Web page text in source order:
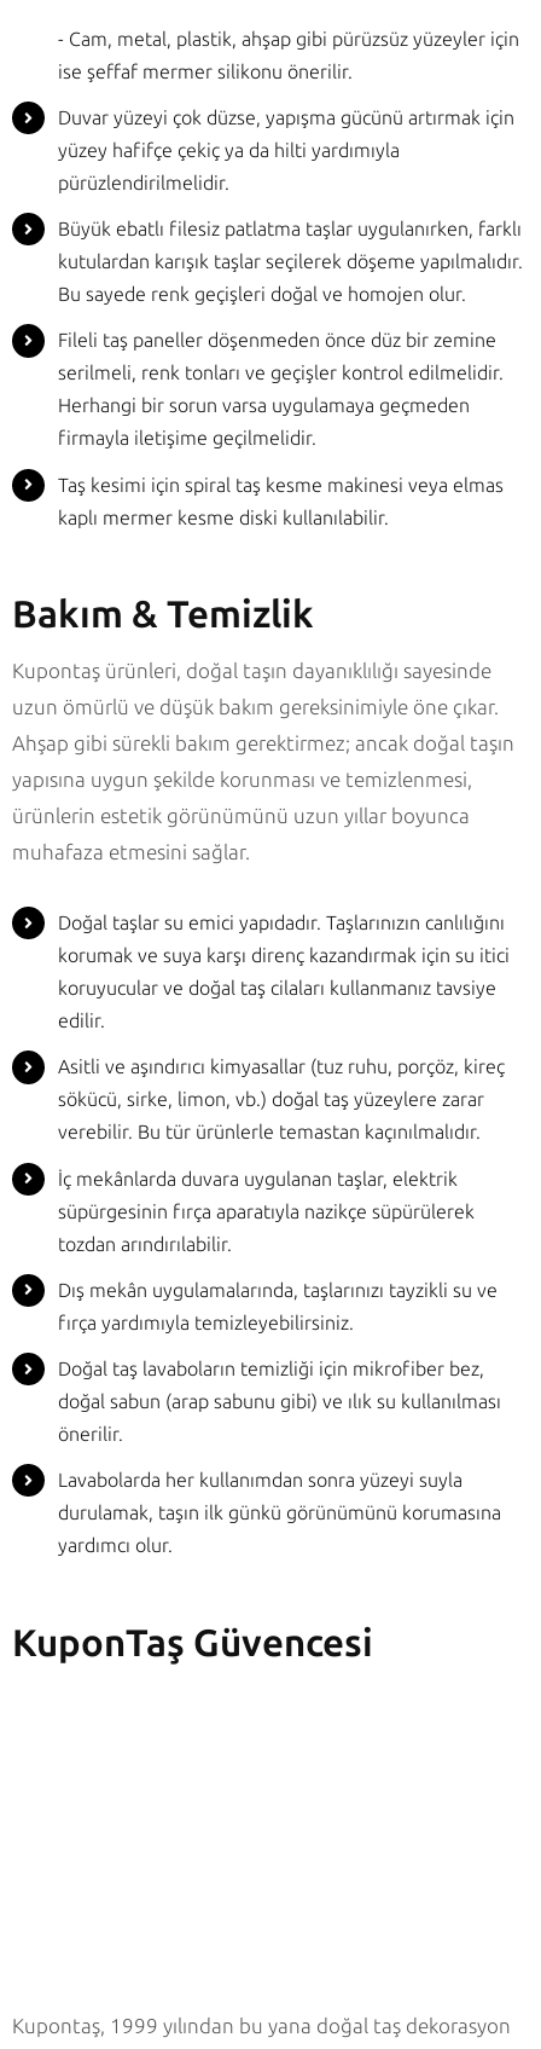
- Cam, metal, plastik, ahşap gibi pürüzsüz yüzeyler için
ise şeffaf mermer silikonu önerilir.
Duvar yüzeyi çok düzse, yapışma gücünü artırmak için
yüzey hafifçe çekiç ya da hilti yardımıyla
pürüzlendirilmelidir.
Büyük ebatlı filesiz patlatma taşlar uygulanırken, farklı
kutulardan karışık taşlar seçilerek döşeme yapılmalıdır.
Bu sayede renk geçişleri doğal ve homojen olur.
Fileli taş paneller döşenmeden önce düz bir zemine
serilmeli, renk tonları ve geçişler kontrol edilmelidir.
Herhangi bir sorun varsa uygulamaya geçmeden
firmayla iletişime geçilmelidir.
Taş kesimi için spiral taş kesme makinesi veya elmas
kaplı mermer kesme diski kullanılabilir.
Bakım & Temizlik
Kupontaş ürünleri, doğal taşın dayanıklılığı sayesinde
uzun ömürlü ve düşük bakım gereksinimiyle öne çıkar.
Ahşap gibi sürekli bakım gerektirmez; ancak doğal taşın
yapısına uygun şekilde korunması ve temizlenmesi,
ürünlerin estetik görünümünü uzun yıllar boyunca
muhafaza etmesini sağlar.
Doğal taşlar su emici yapıdadır. Taşlarınızın canlılığını
korumak ve suya karşı direnç kazandırmak için su itici
koruyucular ve doğal taş cilaları kullanmanız tavsiye
edilir.
Asitli ve aşındırıcı kimyasallar (tuz ruhu, porçöz, kireç
sökücü, sirke, limon, vb.) doğal taş yüzeylere zarar
verebilir. Bu tür ürünlerle temastan kaçınılmalıdır.
İç mekânlarda duvara uygulanan taşlar, elektrik
süpürgesinin fırça aparatıyla nazikçe süpürülerek
tozdan arındırılabilir.
Dış mekân uygulamalarında, taşlarınızı tayzikli su ve
fırça yardımıyla temizleyebilirsiniz.
Doğal taş lavaboların temizliği için mikrofiber bez,
doğal sabun (arap sabunu gibi) ve ılık su kullanılması
önerilir.
Lavabolarda her kullanımdan sonra yüzeyi suyla
durulamak, taşın ilk günkü görünümünü korumasına
yardımcı olur.
KuponTaş Güvencesi
Kupontaş, 1999 yılından bu yana doğal taş dekorasyon